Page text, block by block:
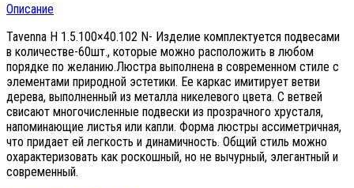
Описание
Tavenna H 1.5.100×40.102 N- Изделие комплектуется подвесами
в количестве-60шт., которые можно расположить в любом
порядке по желанию.Люстра выполнена в современном стиле с
элементами природной эстетики. Ее каркас имитирует ветви
дерева, выполненный из металла никелевого цвета. С ветвей
свисают многочисленные подвески из прозрачного хрусталя,
напоминающие листья или капли. Форма люстры ассиметричная,
что придает ей легкость и динамичность. Общий стиль можно
охарактеризовать как роскошный, но не вычурный, элегантный и
современный.